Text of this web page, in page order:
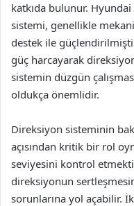
katkıda bulunur.
sistemi, genellikle
destek ile
güç harcayarak
sistemin düzgün
oldukça önemlidir.
Direksiyon sisteminin
açısından kritik bir rol
seviyesini kontrol
direksiyonun
sorunlarına yol açabilir.